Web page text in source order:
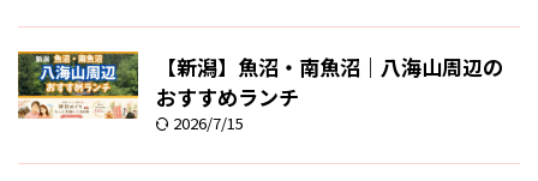
【新潟】魚沼・南魚沼｜八海山周辺の
おすすめランチ
2026/7/15